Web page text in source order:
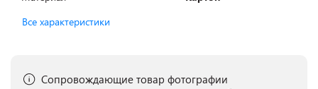
Все характеристики
Сопровождающие товар фотографии